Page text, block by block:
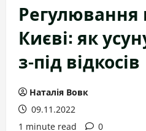
Регулювання
Києві: як
з-під відкосів
Наталія Вовк
09.11.2022
1 minute read
0